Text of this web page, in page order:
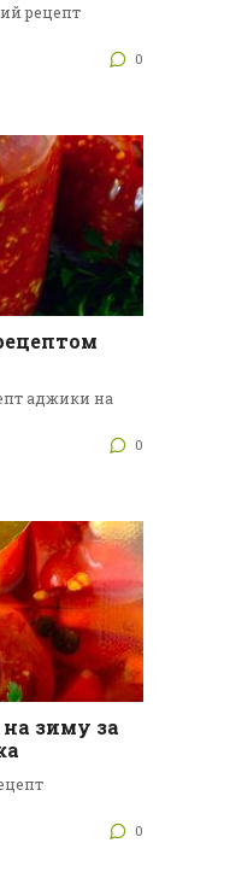
рецепт
0
аджики на
0
зиму за
0